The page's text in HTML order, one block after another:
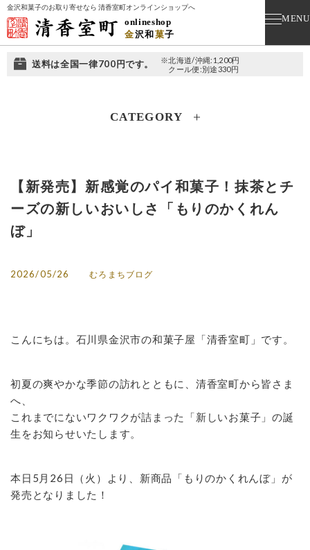
金沢和菓子のお取り寄せなら 清香室町オンラインショップへ
onlineshop
金沢和 菓子
MENU
送料は全国一律700円です。
※北海道/沖縄:1,200円
クール便:別途330円
CATEGORY
【新発売】新感覚のパイ和菓子！抹茶とチ
ーズの新しいおいしさ「もりのかくれん
ぼ」
2026/05/26 むろまちブログ
こんにちは。石川県金沢市の和菓子屋「清香室町」です。
初夏の爽やかな季節の訪れとともに、清香室町から皆さま
へ、
これまでにないワクワクが詰まった「新しいお菓子」の誕
生をお知らせいたします。
本日5月26日（火）より、新商品「もりのかくれんぼ」が
発売となりました！